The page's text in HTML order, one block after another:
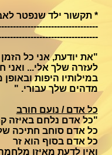
* תקשור ילד שנפטר
"את יודעת, אני כל
לעזרה שלך אלי...
במילותיו היפות
מדהים שלך עבורי. "
כל אדם / נועם חורב
"כל אדם נלחם באיזה
כל אדם סוחב חתיכה
כל אדם בסוף הוא זר
ואין לדעת מאיזו